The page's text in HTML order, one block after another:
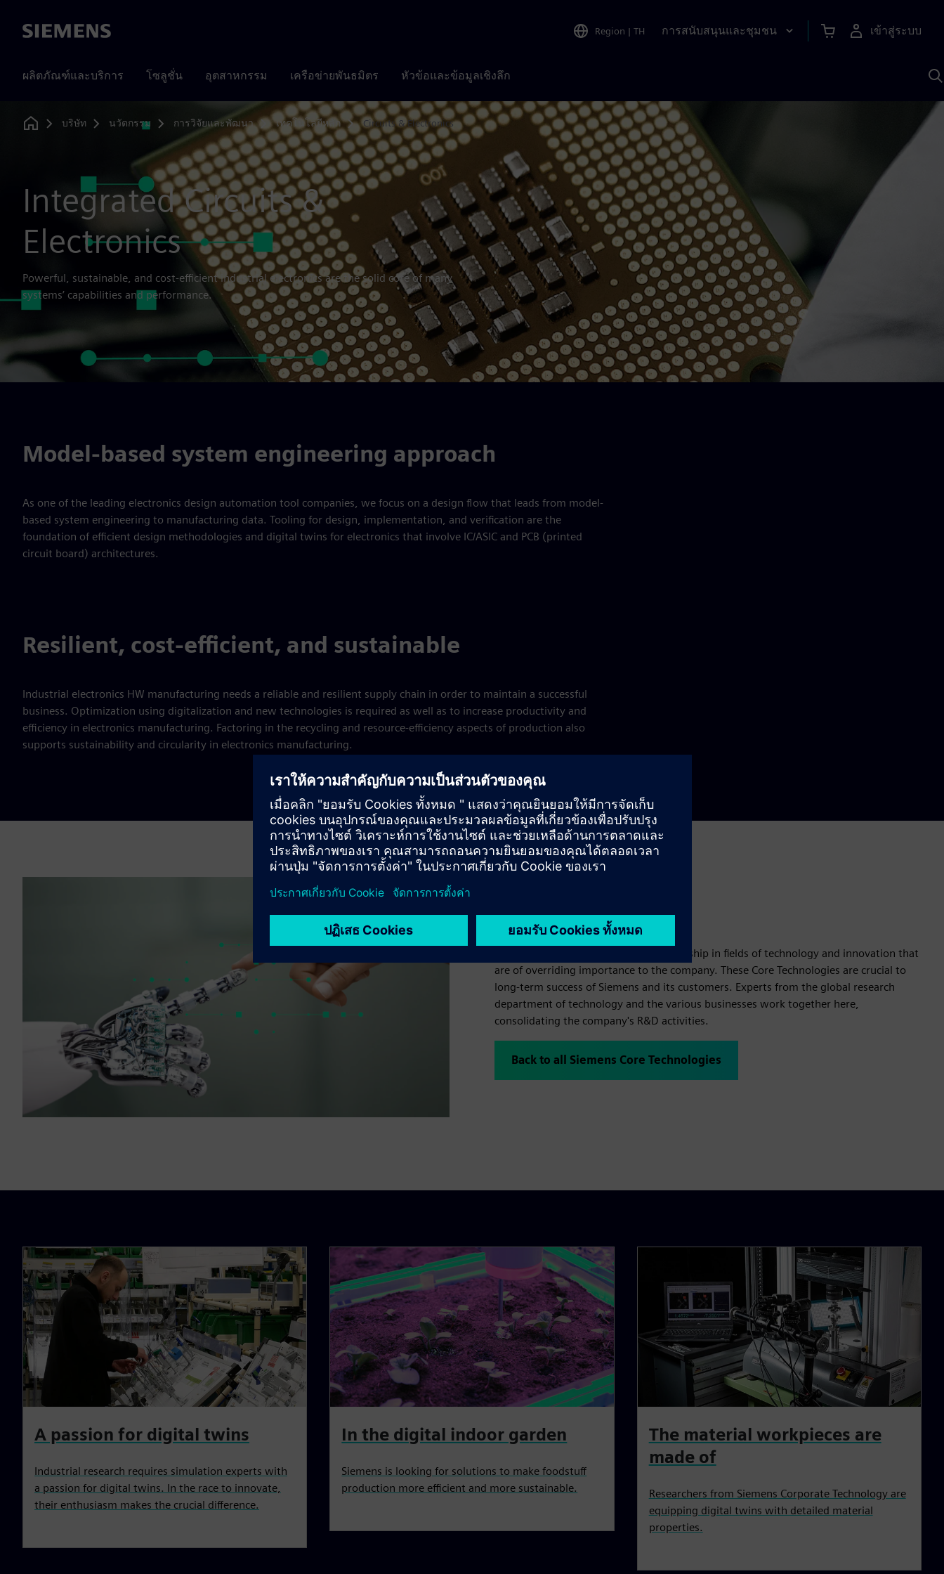
Siemens Region | TH การสนับสนุนและชุมชน เข้าสู่ระบบ
ผลิตภัณฑ์และบริการ โซลูชั่น อุตสาหกรรม เครือข่ายพันธมิตร หัวข้อและข้อมูลเชิงลึก
Home
บริษัท นวัตกรรม การวิจัยและพัฒนา เทคโนโลยีหลัก Circuits & Electronics
Integrated Circuits &
Electronics
Powerful, sustainable, and cost-efficient industrial electronics are the solid core of many
systems’ capabilities and performance.
Model-based system engineering approach
As one of the leading electronics design automation tool companies, we focus on a design flow that leads from model-
based system engineering to manufacturing data. Tooling for design, implementation, and verification are the
foundation of efficient design methodologies and digital twins for electronics that involve IC/ASIC and PCB (printed
circuit board) architectures.
Resilient, cost-efficient, and sustainable
Industrial electronics HW manufacturing needs a reliable and resilient supply chain in order to maintain a successful
business. Optimization using digitalization and new technologies is required as well as to increase productivity and
efficiency in electronics manufacturing. Factoring in the recycling and resource-efficiency aspects of production also
supports sustainability and circularity in electronics manufacturing.
Siemens Core Technologies
Siemens strives for technological leadership in fields of technology and innovation that
are of overriding importance to the company. These Core Technologies are crucial to
long-term success of Siemens and its customers. Experts from the global research
department of technology and the various businesses work together here,
consolidating the company's R&D activities.
Back to all Siemens Core Technologies
A passion for digital twins
Industrial research requires simulation experts with
a passion for digital twins. In the race to innovate,
their enthusiasm makes the crucial difference.
In the digital indoor garden
Siemens is looking for solutions to make foodstuff
production more efficient and more sustainable.
The material workpieces are
made of
Researchers from Siemens Corporate Technology are
equipping digital twins with detailed material
properties.